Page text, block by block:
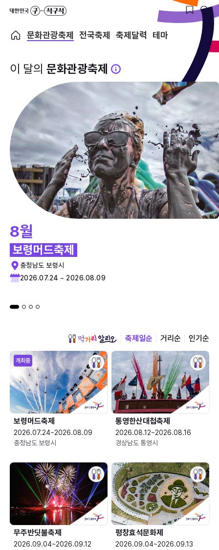
문화관광축제 전국축제 축제달력 테마
이 달의 문화관광축제
8월
보령머드축제
충청남도 보령시
2026.07.24 ~ 2026.08.09
축제일순 거리순 인기순
개최중
보령머드축제
2026.07.24~2026.08.09
충청남도 보령시
통영한산대첩축제
2026.08.12~2026.08.16
경상남도 통영시
무주반딧불축제
2026.09.04~2026.09.12
평창효석문화제
2026.09.04~2026.09.13